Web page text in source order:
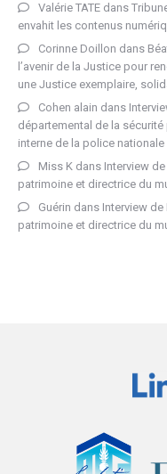
Valérie TATE dans
envahit les contenus
Corinne Doillon dans
l’avenir de la Justice pour
une Justice exemplaire,
Cohen alain dans
départemental de la
interne de la police nationale
Miss K dans Interview
patrimoine et directrice du
Guérin dans Interview
patrimoine et directrice du